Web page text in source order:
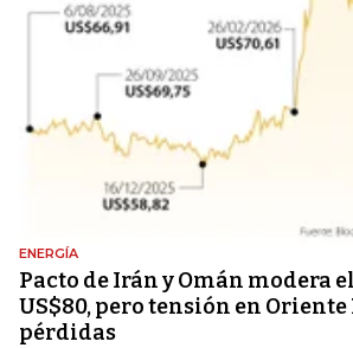
ENERGÍA
Pacto de Irán y Omán modera
US$80, pero tensión en
pérdidas